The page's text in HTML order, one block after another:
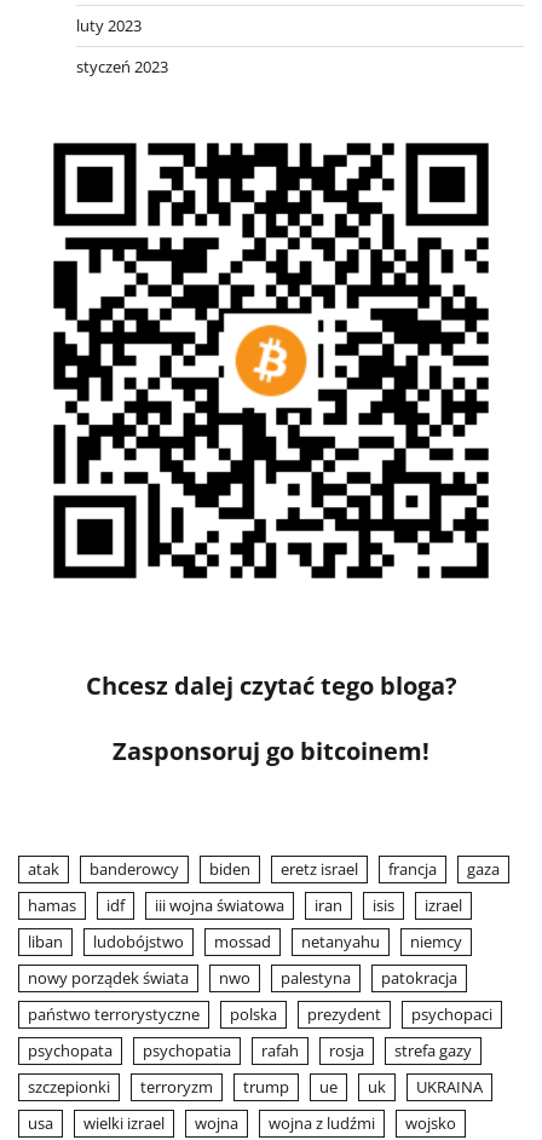
luty 2023
styczeń 2023
Chcesz dalej czytać tego bloga?
Zasponsoruj go bitcoinem!
atak banderowcy biden eretz israel francja
gaza
hamas
idf iii wojna światowa iran isis
izrael
liban
ludobójstwo mossad netanyahu
niemcy
nowy porządek świata
nwo palestyna
patokracja
państwo terrorystyczne
polska prezydent
psychopaci
psychopata
psychopatia rafah rosja
strefa gazy
szczepionki
terroryzm trump ue uk
UKRAINA
usa
wielki izrael wojna wojna z ludźmi wojsko